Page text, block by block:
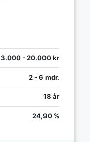
3.000 - 20.000 kr
2 - 6 mdr.
18 år
24,90 %